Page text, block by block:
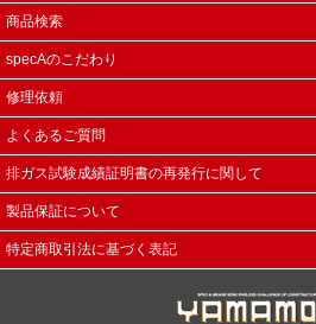
商品検索
specAのこだわり
修理依頼
よくあるご質問
排ガス試験成績証明書の再発行に関して
製品保証について
特定商取引法に基づく表記